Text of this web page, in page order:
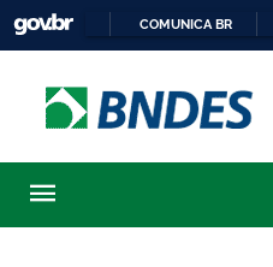
COMUNICA BR